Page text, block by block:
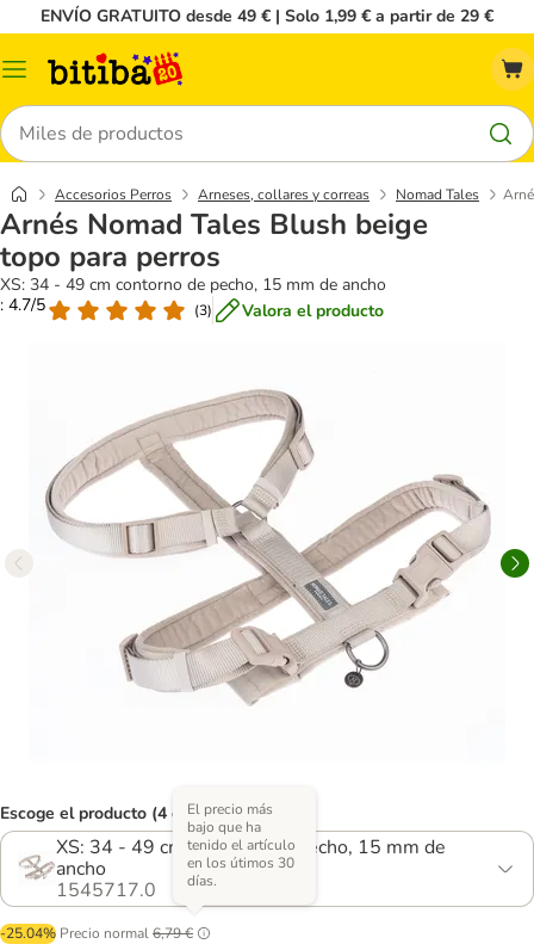
ENVÍO GRATUITO desde 49 € | Solo 1,99 € a partir de 29 €
Menú
Buscar
Accesorios Perros Arneses, collares y correas Nomad Tales
Arnés Nomad Tales Blush beige
topo para perros
XS: 34 - 49 cm contorno de pecho, 15 mm de ancho
: 4.7/5
(3) Valora el producto
Escoge el producto (4 opciones)
XS: 34 - 49 cm contorno de pecho, 15 mm de
ancho
1545717.0
-25.04% Precio normal6,79 €
El precio más
bajo que ha
tenido el artículo
en los útimos 30
días.